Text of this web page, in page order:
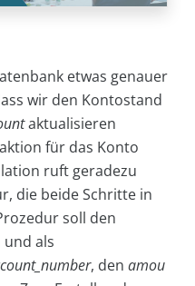
etwas genauer
wir den Kontostand
aktualisieren
für das Konto
ruft geradezu
die beide Schritte in
soll den
als
, den amou